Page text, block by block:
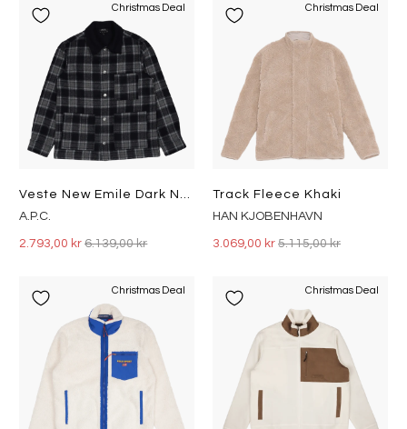
Christmas Deal
A.P.C.
2.793,00 kr6.139,00 kr
Christmas Deal
Track Fleece Khaki
HAN KJOBENHAVN
3.069,00 kr 5.115,00 kr
Christmas Deal Christmas Deal